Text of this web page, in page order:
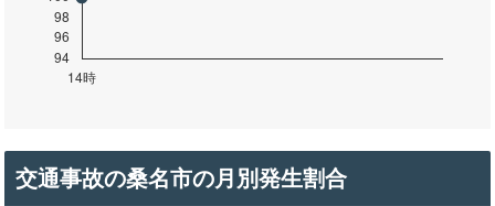
交通事故の桑名市の月別発生割合